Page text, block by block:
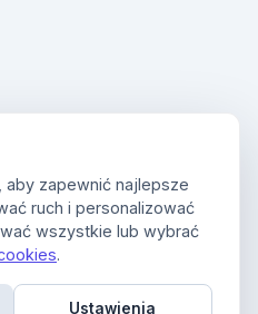
zapewnić najlepsze
ruch i personalizować
wszystkie lub wybrać
.
Ustawienia